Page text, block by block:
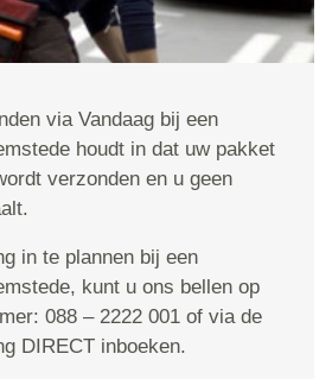
via Vandaag bij een
houdt in dat uw pakket
verzonden en u geen
in te plannen bij een
kunt u ons bellen op
088 – 2222 001 of via de
DIRECT inboeken.